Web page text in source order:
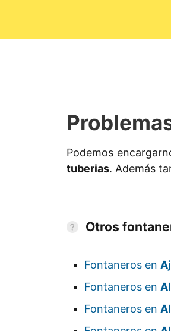
Podemos
tuberias. Además
Otros
Fontaneros en
Fontaneros en
Fontaneros en